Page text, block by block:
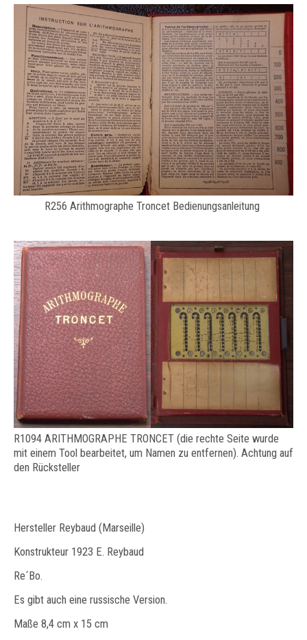
R256 Arithmographe Troncet Bedienungsanleitung
R1094 ARITHMOGRAPHE TRONCET (die rechte Seite wurde
mit einem Tool bearbeitet, um Namen zu entfernen). Achtung auf
den Rücksteller
Hersteller Reybaud (Marseille)
Konstrukteur 1923 E. Reybaud
Re´Bo.
Es gibt auch eine russische Version.
Maße 8,4 cm x 15 cm